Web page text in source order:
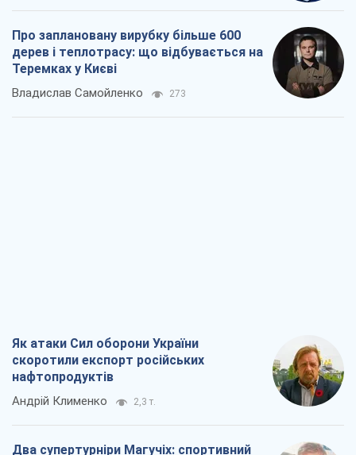
Про заплановану вирубку більше 600
дерев і теплотрасу: що відбувається на
Теремках у Києві
Владислав Самойленко 273
Як атаки Сил оборони України
скоротили експорт російських
нафтопродуктів
Андрій Клименко 2,3 т.
Два супертурніри Магучіх: спортивний